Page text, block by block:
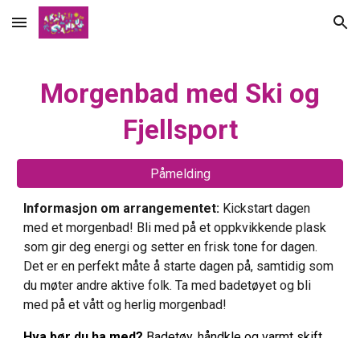
Skip to main content Skip to navigation
Morgenbad med Ski og
Fjellsport
Påmelding
Informasjon om arrangementet: Kickstart dagen
med et morgenbad! Bli med på et oppkvikkende plask
som gir deg energi og setter en frisk tone for dagen.
Det er en perfekt måte å starte dagen på, samtidig som
du møter andre aktive folk. Ta med badetøyet og bli
med på et vått og herlig morgenbad!